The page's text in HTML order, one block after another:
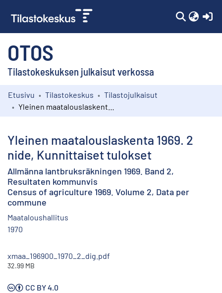
OTOS
Tilastokeskuksen julkaisut verkossa
Kokoelmat
Etusivu Tilastokeskus
Tilastojulkaisut
Yleinen maatalouslaskenta 1969. 2
nide, Kunnittaiset tulokset
Allmänna lantbruksräkningen 1969. Band 2,
Resultaten kommunvis
Census of agriculture 1969. Volume 2, Data per
commune
Maataloushallitus
1970
xmaa_196900_1970_2_dig.pdf
32.99 MB
CC BY 4.0